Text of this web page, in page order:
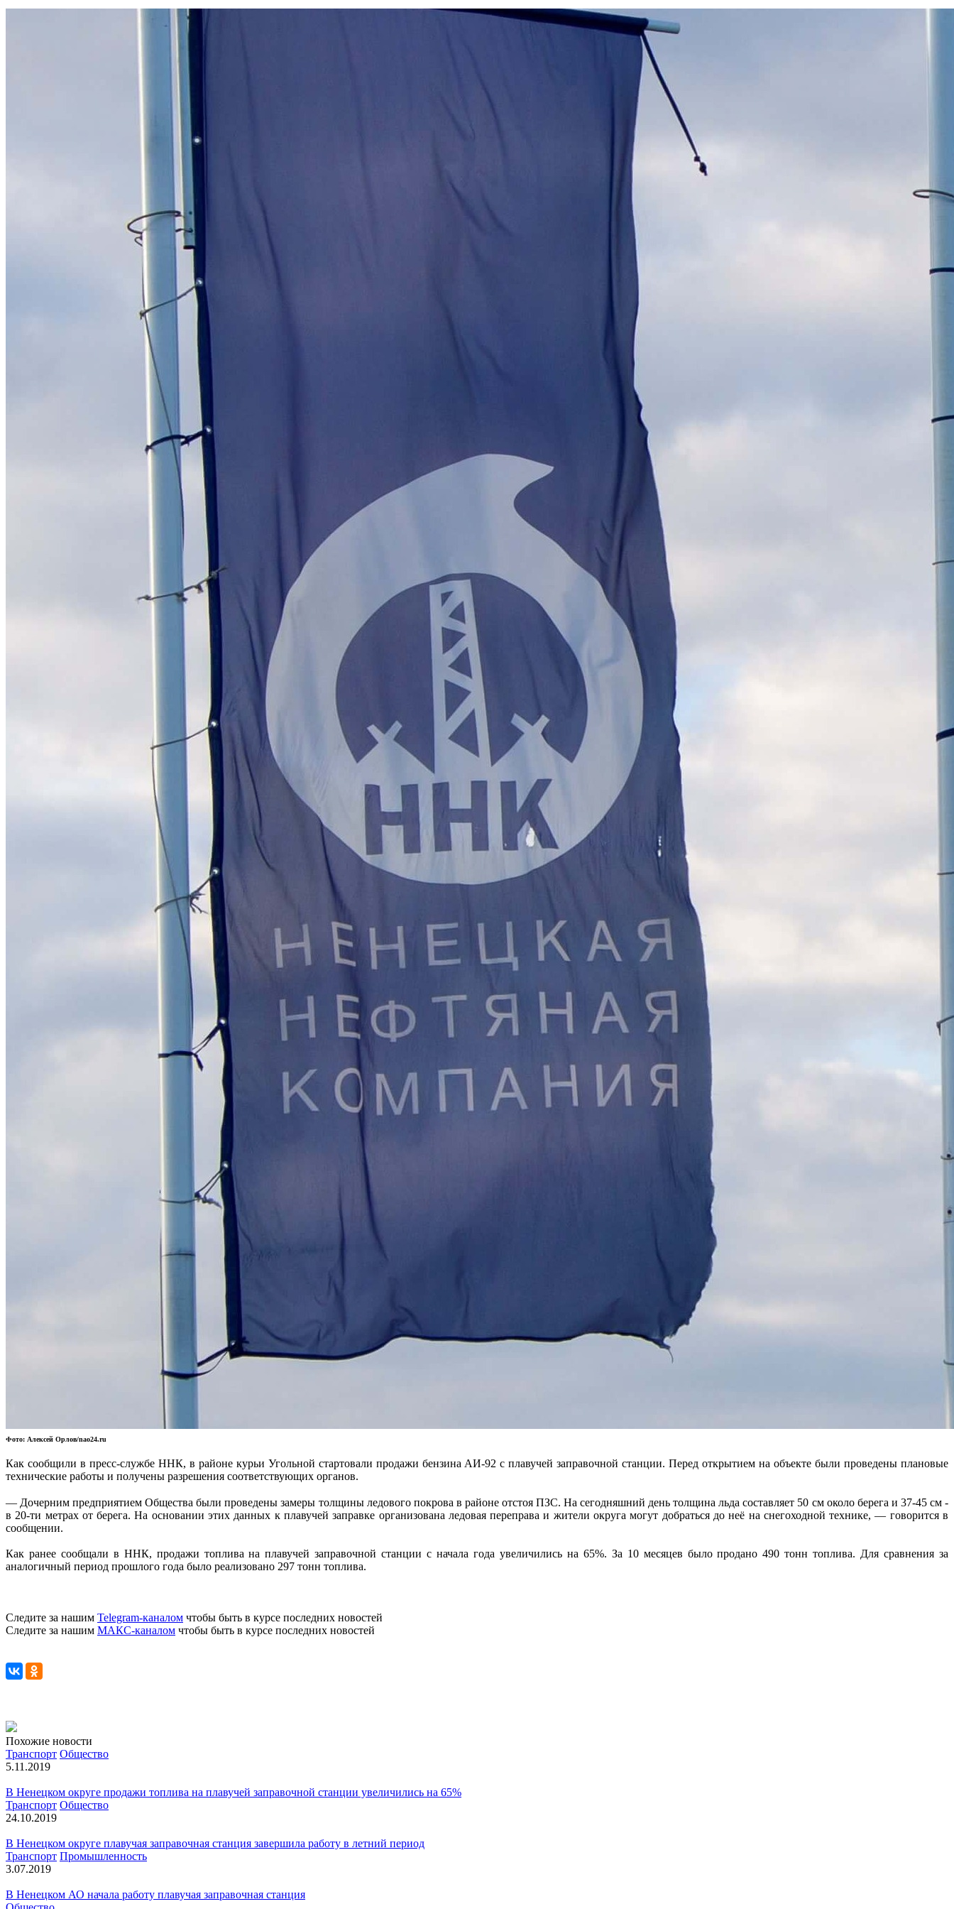
Фото: Алексей Орлов/nao24.ru
Как сообщили в пресс-службе ННК, в районе курьи Угольной стартовали продажи бензина АИ-92 с плавучей заправочной станции. Перед открытием на объекте были проведены плановые
технические работы и получены разрешения соответствующих органов.
— Дочерним предприятием Общества были проведены замеры толщины ледового покрова в районе отстоя ПЗС. На сегодняшний день толщина льда составляет 50 см около берега и 37-45 см -
в 20-ти метрах от берега. На основании этих данных к плавучей заправке организована ледовая переправа и жители округа могут добраться до неё на снегоходной технике, — говорится в
сообщении.
Как ранее сообщали в ННК, продажи топлива на плавучей заправочной станции с начала года увеличились на 65%. За 10 месяцев было продано 490 тонн топлива. Для сравнения за
аналогичный период прошлого года было реализовано 297 тонн топлива.
Следите за нашим Telegram-каналом чтобы быть в курсе последних новостей
Следите за нашим МАКС-каналом чтобы быть в курсе последних новостей
Похожие новости
Транспорт Общество
5.11.2019
В Ненецком округе продажи топлива на плавучей заправочной станции увеличились на 65%
Транспорт Общество
24.10.2019
В Ненецком округе плавучая заправочная станция завершила работу в летний период
Транспорт Промышленность
3.07.2019
В Ненецком АО начала работу плавучая заправочная станция